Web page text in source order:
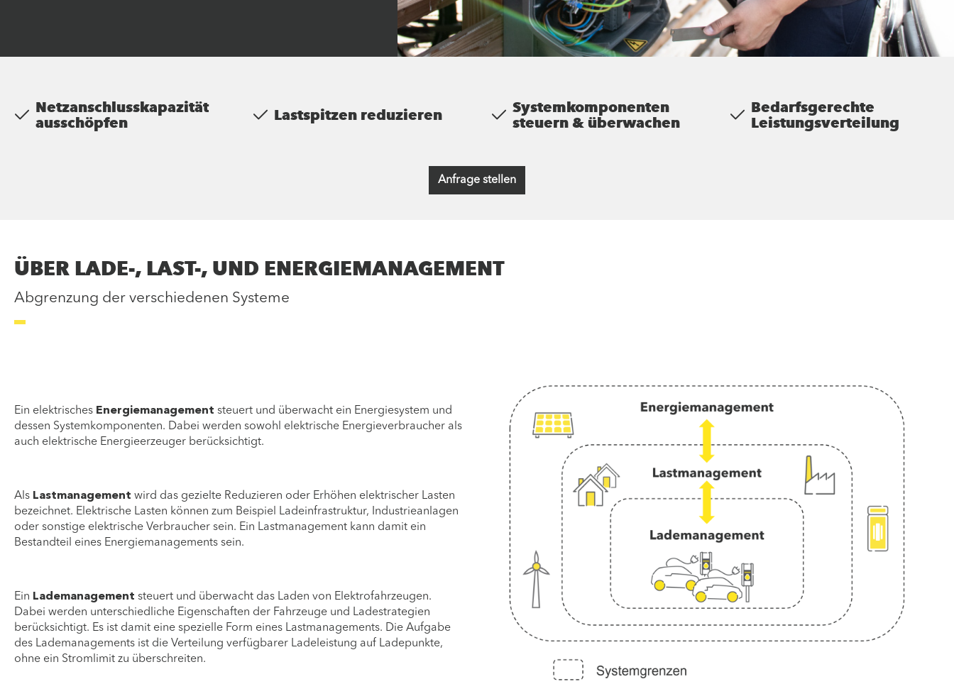
Netzanschlusskapazität
ausschöpfen
Lastspitzen reduzieren
Systemkomponenten
steuern & überwachen
Bedarfsgerechte
Leistungsverteilung
Anfrage stellen
ÜBER LADE-, LAST-, UND ENERGIEMANAGEMENT
Abgrenzung der verschiedenen Systeme
Ein elektrisches Energiemanagement steuert und überwacht ein Energiesystem und
dessen Systemkomponenten. Dabei werden sowohl elektrische Energieverbraucher als
auch elektrische Energieerzeuger berücksichtigt.
Als Lastmanagement wird das gezielte Reduzieren oder Erhöhen elektrischer Lasten
bezeichnet. Elektrische Lasten können zum Beispiel Ladeinfrastruktur, Industrieanlagen
oder sonstige elektrische Verbraucher sein. Ein Lastmanagement kann damit ein
Bestandteil eines Energiemanagements sein.
Ein Lademanagement steuert und überwacht das Laden von Elektrofahrzeugen.
Dabei werden unterschiedliche Eigenschaften der Fahrzeuge und Ladestrategien
berücksichtigt. Es ist damit eine spezielle Form eines Lastmanagements. Die Aufgabe
des Lademanagements ist die Verteilung verfügbarer Ladeleistung auf Ladepunkte,
ohne ein Stromlimit zu überschreiten.